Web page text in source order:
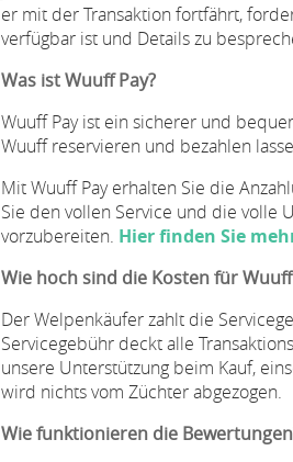
er mit der Transaktion fortfährt,
verfügbar ist und Details zu
Was ist Wuuff Pay?
Wuuff Pay ist ein sicherer und
Wuuff reservieren und bezahlen
Mit Wuuff Pay erhalten Sie die
Sie den vollen Service und die volle
vorzubereiten. Hier finden Sie
Wie hoch sind die Kosten für Wuuff
Der Welpenkäufer zahlt die
Servicegebühr deckt alle
unsere Unterstützung beim Kauf,
wird nichts vom Züchter abgezogen.
Wie funktionieren die